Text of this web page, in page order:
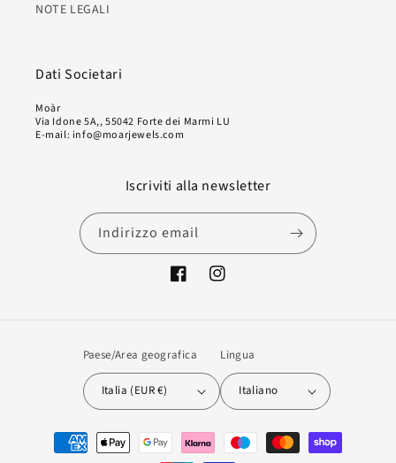
NOTE LEGALI
Dati Societari
Moàr
Via Idone 5A,, 55042 Forte dei Marmi LU
E-mail: info@moarjewels.com
Iscriviti alla newsletter
Indirizzo email
FacebookInstagram
Paese/Area geografica
Italia (EUR €)
Lingua
Italiano
Metodi